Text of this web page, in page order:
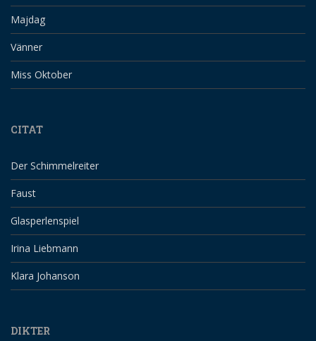
Majdag
Vänner
Miss Oktober
CITAT
Der Schimmelreiter
Faust
Glasperlenspiel
Irina Liebmann
Klara Johanson
DIKTER